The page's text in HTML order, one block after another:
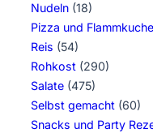
Nudeln (18)
Pizza und
Reis (54)
Rohkost (290)
Salate (475)
Selbst gemacht (60)
Snacks und Party